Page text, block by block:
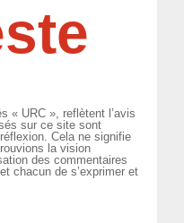
« URC », reflètent l’avis
sur ce site sont
Cela ne signifie
la vision
des commentaires
chacun de s’exprimer et